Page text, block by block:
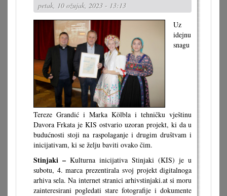
petak, 10 ožujak, 2023 - 13:13
Uz
idejnu
snagu
Tereze Grandić i Marka Kölbla i tehničku vještinu
Davora Frkata je KIS ostvario uzoran projekt, ki da u
budućnosti stoji na raspolaganje i drugim društvam i
inicijativam, ki se želju baviti ovako čim.
Stinjaki – Kulturna inicijativa Stinjaki (KIS) je u
subotu, 4. marca prezentirala svoj projekt digitalnoga
arhiva sela. Na internet stranici arhivstinjaki.at si moru
zainteresirani pogledati stare fotografije i dokumente